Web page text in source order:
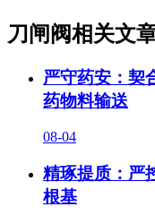
刀闸阀相关文
严守药安：契
药物料输送
08-04
精琢提质：严
根基